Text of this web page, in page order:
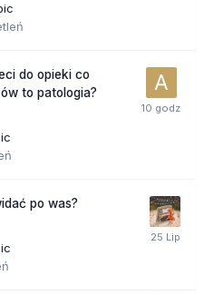
do opieki co
to patologia?
po was?